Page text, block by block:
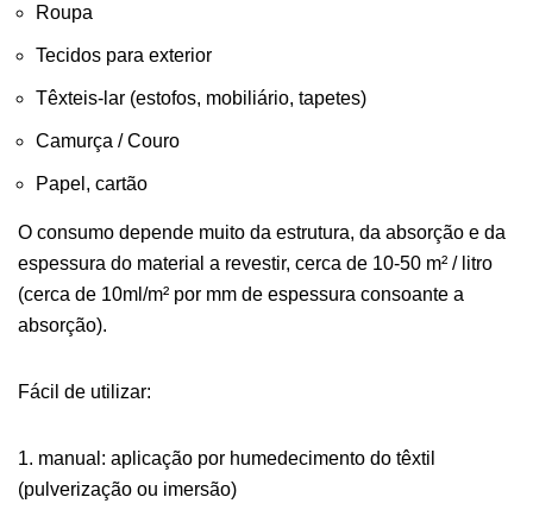
Roupa
Tecidos para exterior
Têxteis-lar (estofos, mobiliário, tapetes)
Camurça / Couro
Papel, cartão
O consumo depende muito da estrutura, da absorção e da
espessura do material a revestir, cerca de 10-50 m² / litro
(cerca de 10ml/m² por mm de espessura consoante a
absorção).
Fácil de utilizar:
1. manual: aplicação por humedecimento do têxtil
(pulverização ou imersão)